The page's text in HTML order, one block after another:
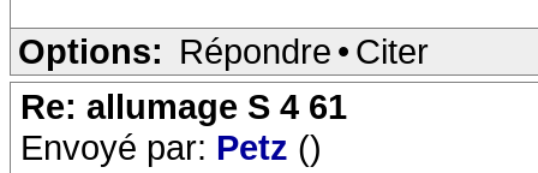
Options: Répondre • Citer
Re: allumage S 4 61
Envoyé par: Petz ()